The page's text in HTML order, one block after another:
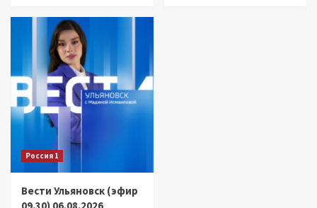
Россия 1
Вести Ульяновск (эфир